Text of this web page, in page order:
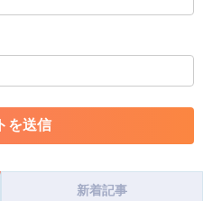
した投稿
内容を確認後、順次対応さ
できませんのでご注意くだ
新着記事